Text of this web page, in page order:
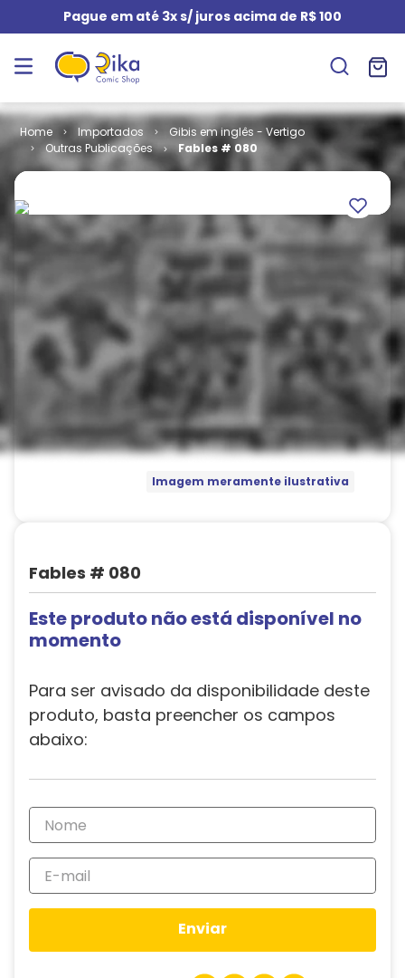
Pague em até 3x s/ juros acima de R$ 100
Importados
Gibis em inglês - Vertigo
Outras Publicações
Fables # 080
Imagem meramente ilustrativa
Fables # 080
Este produto não está disponível no
momento
Para ser avisado da disponibilidade deste
produto, basta preencher os campos
abaixo:
Enviar